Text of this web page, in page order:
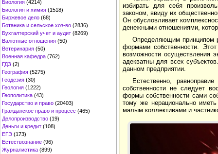
Биология (4214)
Биология и химия (1518)
Биржевое дело (68)
Ботаника и сельское хоз-во (2836)
Бухгалтерский учет и аудит (8269)
Валютные отношения (50)
Ветеринария (50)
Военная кафедра (762)
ГДЗ (2)
География (5275)
Геодезия (30)
Геология (1222)
Геополитика (43)
Государство и право (20403)
Гражданское право и процесс (465)
Делопроизводство (19)
Деньги и кредит (108)
ЕГЭ (173)
Естествознание (96)
Журналистика (899)
избирать для себя
законом, ввиду их
Он обусловливает
денежными отношениями,
Определяющим принципом
формами собственности.
возможности осуществления
адекватны для всех
данном предприятии.
Естественно,
собственности не следует
формы собственности сами
тому же нерационально
малым коллективами и